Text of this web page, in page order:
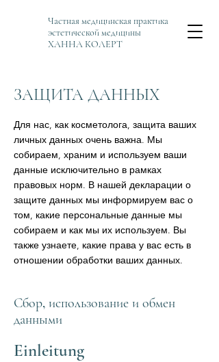
Частная медицинская практика
эстетической медицины
ХАННА КОЛЕРТ
ЗАЩИТА ДАННЫХ
Для нас, как косметолога, защита ваших
личных данных очень важна. Мы
собираем, храним и используем ваши
данные исключительно в рамках
правовых норм. В нашей декларации о
защите данных мы информируем вас о
том, какие персональные данные мы
собираем и как мы их используем. Вы
также узнаете, какие права у вас есть в
отношении обработки ваших данных.
Сбор, использование и обмен
данными
Einleitung